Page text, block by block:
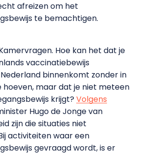
afreizen om het
te bemachtigen.
Hoe kan het dat je
vaccinatiebewijs
binnenkomt zonder in
maar dat je niet meteen
krijgt? Volgens
Hugo de Jonge van
zijn die situaties niet
activiteiten waar een
gevraagd wordt, is er